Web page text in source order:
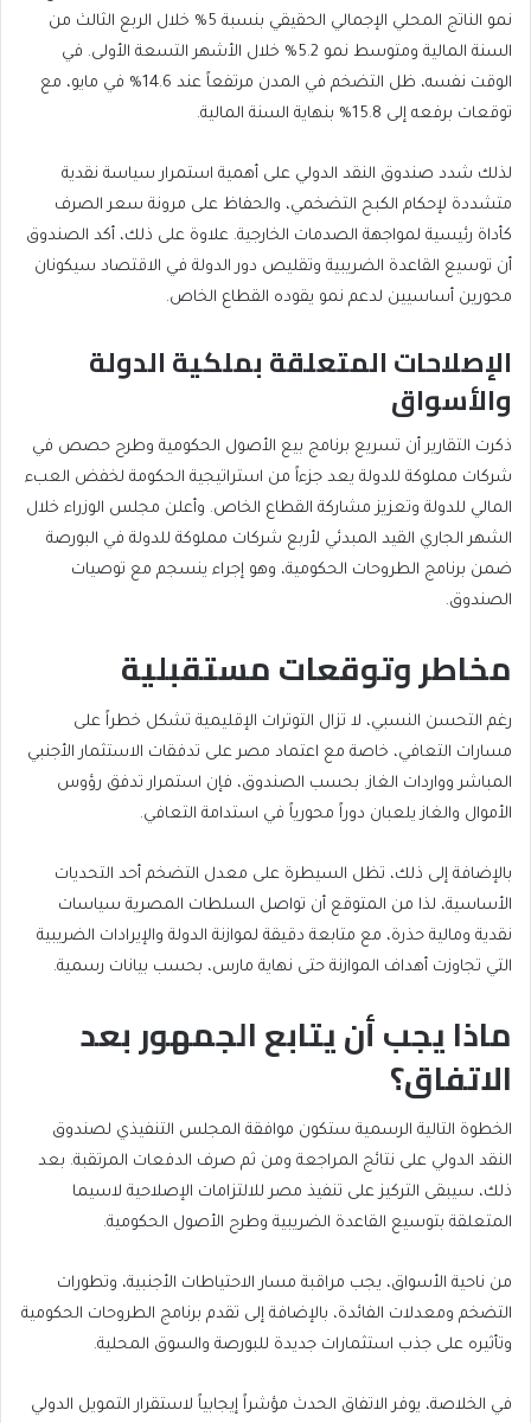
نمو الناتج المحلي الإجمالي الحقيقي بنسبة 5% خلال الربع الثالث من
السنة المالية ومتوسط نمو 5.2% خلال الأشهر التسعة الأولى. في
الوقت نفسه، ظل التضخم في المدن مرتفعاً عند 14.6% في مايو، مع
توقعات برفعه إلى 15.8% بنهاية السنة المالية.
لذلك شدد صندوق النقد الدولي على أهمية استمرار سياسة نقدية
متشددة لإحكام الكبح التضخمي، والحفاظ على مرونة سعر الصرف
كأداة رئيسية لمواجهة الصدمات الخارجية. علاوة على ذلك، أكد الصندوق
أن توسيع القاعدة الضريبية وتقليص دور الدولة في الاقتصاد سيكونان
محورين أساسيين لدعم نمو يقوده القطاع الخاص.
الإصلاحات المتعلقة بملكية الدولة
والأسواق
ذكرت التقارير أن تسريع برنامج بيع الأصول الحكومية وطرح حصص في
شركات مملوكة للدولة يعد جزءاً من استراتيجية الحكومة لخفض العبء
المالي للدولة وتعزيز مشاركة القطاع الخاص. وأعلن مجلس الوزراء خلال
الشهر الجاري القيد المبدئي لأربع شركات مملوكة للدولة في البورصة
ضمن برنامج الطروحات الحكومية، وهو إجراء ينسجم مع توصيات
الصندوق.
مخاطر وتوقعات مستقبلية
رغم التحسن النسبي، لا تزال التوترات الإقليمية تشكل خطراً على
مسارات التعافي، خاصة مع اعتماد مصر على تدفقات الاستثمار الأجنبي
المباشر وواردات الغاز. بحسب الصندوق، فإن استمرار تدفق رؤوس
الأموال والغاز يلعبان دوراً محورياً في استدامة التعافي.
بالإضافة إلى ذلك، تظل السيطرة على معدل التضخم أحد التحديات
الأساسية، لذا من المتوقع أن تواصل السلطات المصرية سياسات
نقدية ومالية حذرة، مع متابعة دقيقة لموازنة الدولة والإيرادات الضريبية
التي تجاوزت أهداف الموازنة حتى نهاية مارس، بحسب بيانات رسمية.
ماذا يجب أن يتابع الجمهور بعد
الاتفاق؟
الخطوة التالية الرسمية ستكون موافقة المجلس التنفيذي لصندوق
النقد الدولي على نتائج المراجعة ومن ثم صرف الدفعات المرتقبة. بعد
ذلك، سيبقى التركيز على تنفيذ مصر للالتزامات الإصلاحية لاسيما
المتعلقة بتوسيع القاعدة الضريبية وطرح الأصول الحكومية.
من ناحية الأسواق، يجب مراقبة مسار الاحتياطات الأجنبية، وتطورات
التضخم ومعدلات الفائدة، بالإضافة إلى تقدم برنامج الطروحات الحكومية
وتأثيره على جذب استثمارات جديدة للبورصة والسوق المحلية.
في الخلاصة، يوفر الاتفاق الحدث مؤشراً إيجابياً لاستقرار التمويل الدولي